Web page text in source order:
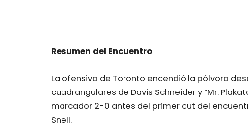
Resumen del Encuentro
La ofensiva de Toronto encendió la pólvora
cuadrangulares de Davis Schneider y “Mr.
marcador 2-0 antes del primer out del
Snell.